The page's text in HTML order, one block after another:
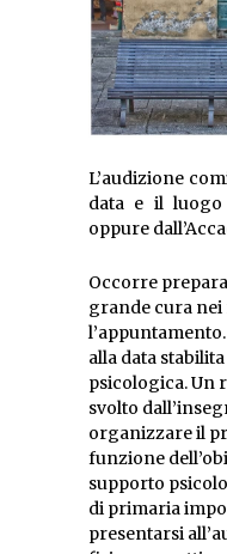
L’audizione
data e il luogo
oppure
Occorre
grande cura nei
alla data
psicologica. Un
svolto
organizzare il
funzione
supporto
di primaria
presentarsi